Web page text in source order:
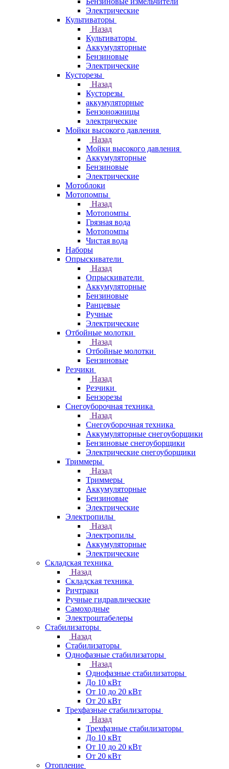
Электрические
Культиваторы
Назад
Культиваторы
Аккумуляторные
Бензиновые
Электрические
Кусторезы
Назад
Кусторезы
аккумуляторные
Бензоножницы
электрические
Мойки высокого давления
Назад
Мойки высокого давления
Аккумуляторные
Бензиновые
Электрические
Мотоблоки
Мотопомпы
Назад
Мотопомпы
Грязная вода
Мотопомпы
Чистая вода
Наборы
Опрыскиватели
Назад
Опрыскиватели
Аккумуляторные
Бензиновые
Ранцевые
Ручные
Электрические
Отбойные молотки
Назад
Отбойные молотки
Бензиновые
Резчики
Назад
Резчики
Бензорезы
Снегоуборочная техника
Назад
Снегоуборочная техника
Аккумуляторные снегоуборщики
Бензиновые снегоуборщики
Электрические снегоуборщики
Триммеры
Назад
Триммеры
Аккумуляторные
Бензиновые
Электрические
Электропилы
Назад
Электропилы
Аккумуляторные
Электрические
Складская техника
Назад
Складская техника
Ричтраки
Ручные гидравлические
Самоходные
Электроштабелеры
Стабилизаторы
Назад
Стабилизаторы
Однофазные стабилизаторы
Назад
Однофазные стабилизаторы
До 10 кВт
От 10 до 20 кВт
От 20 кВт
Трехфазные стабилизаторы
Назад
Трехфазные стабилизаторы
До 10 кВт
От 10 до 20 кВт
От 20 кВт
Отопление